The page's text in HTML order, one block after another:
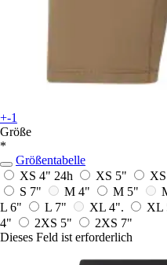
+-1
Größe
*
Größentabelle
XS 4" 24h XS 5"
S 7"
M 4" M 5"
L 6"
L 7" XL 4". XL
4"
2XS 5"
2XS 7"
Dieses Feld ist erforderlich